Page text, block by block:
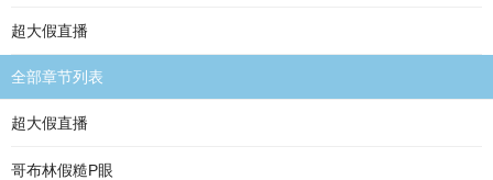
超大假直播
全部章节列表
超大假直播
哥布林假糙P眼